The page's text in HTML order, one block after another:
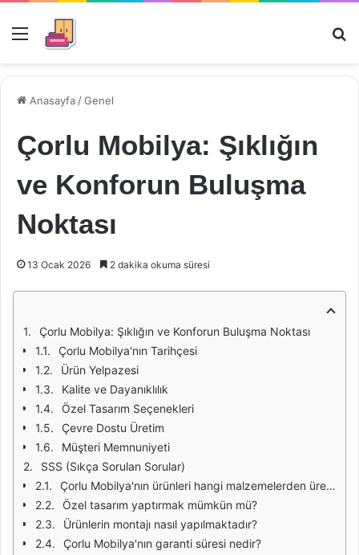
Menü
Anasayfa /Genel
Çorlu Mobilya: Şıklığın
ve Konforun Buluşma
Noktası
13 Ocak 2026 2 dakika okuma süresi
Çorlu Mobilya: Şıklığın ve Konforun Buluşma Noktası
Çorlu Mobilya'nın Tarihçesi
Ürün Yelpazesi
Kalite ve Dayanıklılık
Özel Tasarım Seçenekleri
Çevre Dostu Üretim
Müşteri Memnuniyeti
SSS (Sıkça Sorulan Sorular)
Çorlu Mobilya'nın ürünleri hangi malzemelerden üretilmektedir?
Özel tasarım yaptırmak mümkün mü?
Ürünlerin montajı nasıl yapılmaktadır?
Çorlu Mobilya'nın garanti süresi nedir?